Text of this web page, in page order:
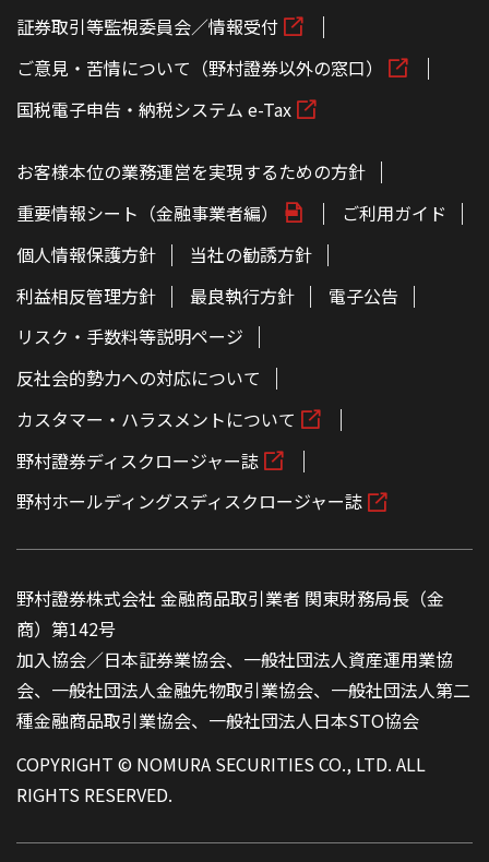
証券取引等監視委員会／情報受付
ご意見・苦情について（野村證券以外の窓口）
国税電子申告・納税システム e-Tax
お客様本位の業務運営を実現するための方針
重要情報シート（金融事業者編）
ご利用ガイド
個人情報保護方針
当社の勧誘方針
利益相反管理方針
最良執行方針
電子公告
リスク・手数料等説明ページ
反社会的勢力への対応について
カスタマー・ハラスメントについて
野村證券ディスクロージャー誌
野村ホールディングスディスクロージャー誌
野村證券株式会社 金融商品取引業者 関東財務局長（金
商）第142号
加入協会／日本証券業協会、一般社団法人資産運用業協
会、一般社団法人金融先物取引業協会、一般社団法人第二
種金融商品取引業協会、一般社団法人日本STO協会
COPYRIGHT © NOMURA SECURITIES CO., LTD. ALL
RIGHTS RESERVED.